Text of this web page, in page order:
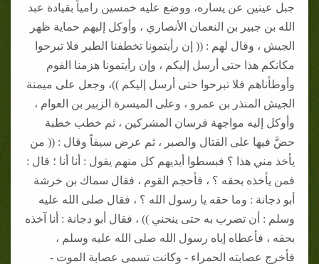
جبل عينين عن يساره، ووضع عليه خمسين رامياً بقيادة عبد
الله بن جبير بن النعمان الأنصاري ، وأوكل إليهم حماية ظهر
الجيش ، وقال لهم : (( إن رأيتمونا تخطفنا الطير فلا تبرحوا
مكانكم هذا حتى أرسل إليكم ، وإن رأيتمونا هزمنا القوم
وأوطأناهم فلا تبرحوا حتى أرسل إليكم ))، وجعل على ميمنة
الجيش المنذر بن عمرو ، وعلى الميسرة الزبير بن العوام ،
وأوكل إليه مواجهة فرسان المشركين ، ثم خطب خطبة
حضَّ فيها على القتال والصبر ، ثم عرض سيفاً وقال : (( من
يأخذ مني هذا ؟ فبسطوا أيديهم كل منهم يقول : أنا أنا ؛ قال :
فمن يأخذه بحقه ؟ ، فأحجم القوم ، فقال سماك بن خرشة
أبو دجانة : وما حقه يا رسول الله ؟ ، فقال صلى الله عليه
وسلم : أن تضرب به حتى ينحني )) ، فقال أبو دجانة : أنا آخذه
بحقه ، فأعطاه إياه رسول الله صلى الله عليه وسلم ،
فأخرج عصابته الحمراء - وكانت تسمى عصابة الموت -